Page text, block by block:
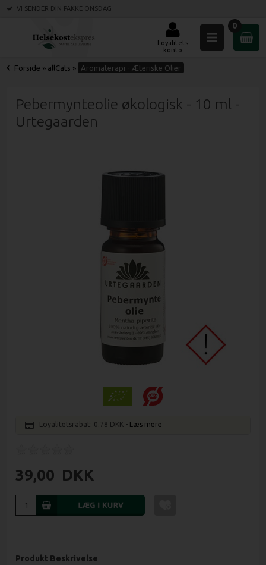
VI SENDER DIN PAKKE ONSDAG
0
Loyalitets
konto
Forside » allCats » Aromaterapi - Æteriske Olier
Pebermynteolie økologisk - 10 ml -
Urtegaarden
Loyalitetsrabat: 0.78 DKK - Læs mere
39,00 DKK
Produkt Beskrivelse